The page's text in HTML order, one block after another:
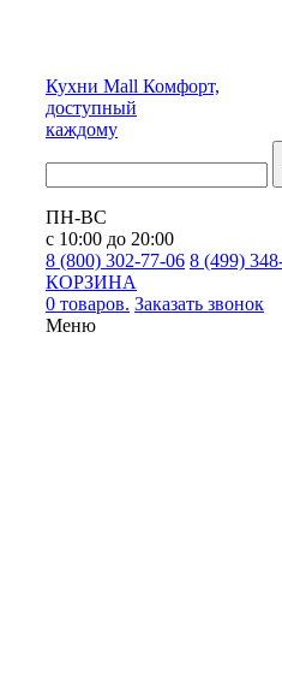
Кухни Mall Комфорт,
доступный
каждому
ПН-ВС
с 10:00 до 20:00
8 (800) 302-77-06 8 (499)
КОРЗИНА
0 товаров. Заказать звонок
Меню